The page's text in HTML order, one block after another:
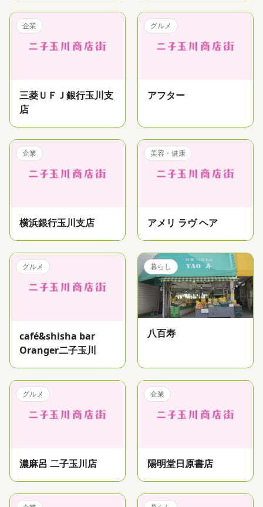
企業
三菱ＵＦＪ銀行玉川支
店
グルメ
アフター
企業
横浜銀行玉川支店
美容・健康
アメリ ラヴ ヘア
グルメ
café&shisha bar
Oranger二子玉川
暮らし
八百寿
グルメ
濃麻呂 二子玉川店
企業
陽明堂日原書店